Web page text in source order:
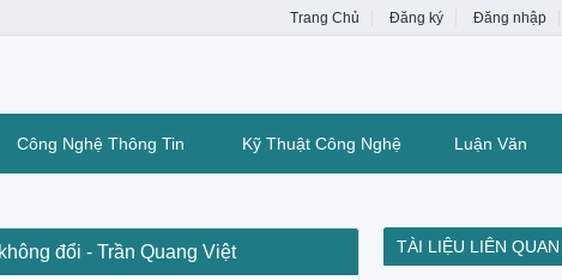
Trang Chủ Đăng ký Đăng nhập
Công Nghệ Thông Tin Kỹ Thuật Công Nghệ Luận Văn
đổi - Trần Quang Việt TÀI LIỆU LIÊN QUAN